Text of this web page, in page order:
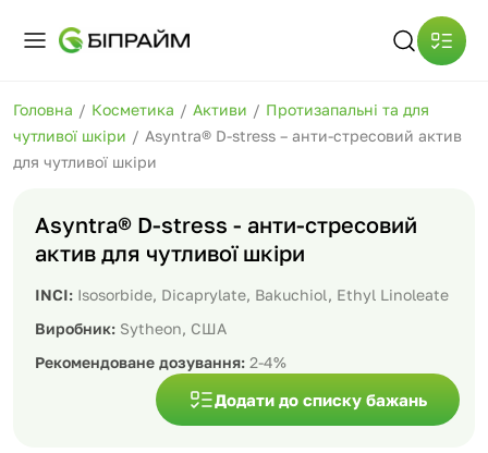
Головна / Косметика / Активи / Протизапальні та для
чутливої шкіри / Asyntra® D-stress – анти-стресовий актив
для чутливої шкіри
Asyntra® D-stress - анти-стресовий
актив для чутливої шкіри
INCI: Isosorbide, Dicaprylate, Bakuchiol, Ethyl Linoleate
Виробник: Sytheon, США
Рекомендоване дозування: 2-4%
Додати до списку бажань